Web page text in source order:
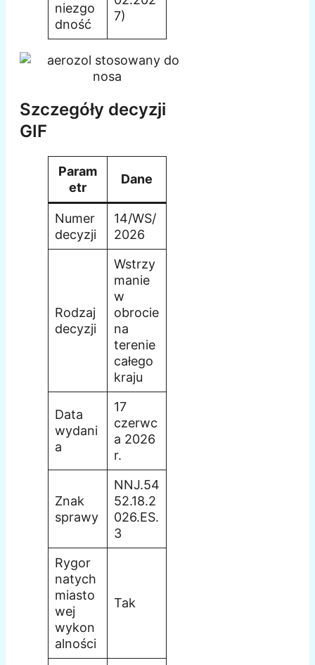
niezgo
dność
7)
Szczegóły decyzji
GIF
Param
etr
Dane
Numer
decyzji
14/WS/
2026
Rodzaj
decyzji
Wstrzy
manie
w
obrocie
na
terenie
całego
kraju
Data
wydani
a
17
czerwc
a 2026
r.
Znak
sprawy
NNJ.54
52.18.2
026.ES.
3
Rygor
natych
miasto
wej
wykon
alności
Tak